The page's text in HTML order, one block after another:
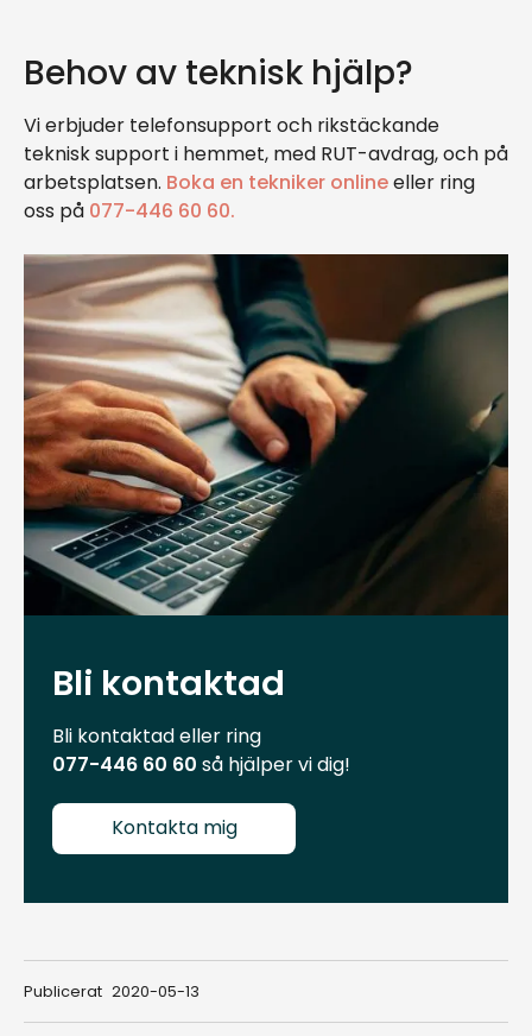
Behov av teknisk hjälp?
Vi erbjuder telefonsupport och rikstäckande
teknisk support i hemmet, med RUT-avdrag, och på
arbetsplatsen. Boka en tekniker onlineeller ring
oss på 077-446 60 60.
Bli kontaktad
Bli kontaktad eller ring
077-446 60 60 så hjälper vi dig!
Kontakta mig
Publicerat 2020-05-13